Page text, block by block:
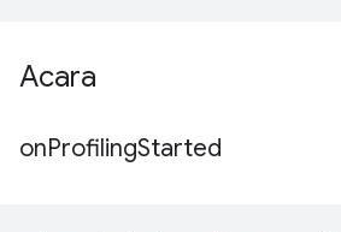
Acara
onProfilingStarted